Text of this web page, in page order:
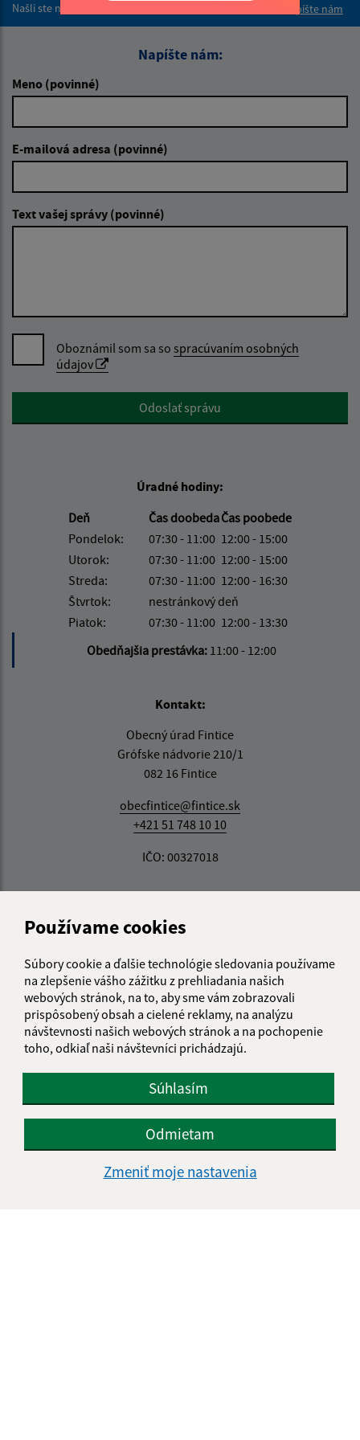
Používame cookies
Súbory cookie a ďalšie technológie sledovania používame
na zlepšenie vášho zážitku z prehliadania našich
webových stránok, na to, aby sme vám zobrazovali
prispôsobený obsah a cielené reklamy, na analýzu
návštevnosti našich webových stránok a na pochopenie
toho, odkiaľ naši návštevníci prichádzajú.
Súhlasím
Odmietam
Zmeniť moje nastavenia
Našli ste na stránke chybu?
Napíšte nám
Napíšte nám:
Meno (povinné)
E-mailová adresa (povinné)
Text vašej správy (povinné)
Oboznámil som sa so spracúvaním osobných
údajov
Google reCaptcha ResponseOdoslať správu
Úradné hodiny:
Deň
Čas doobedaČas poobede
Pondelok:
07:30 - 11:00 12:00 - 15:00
Utorok:
07:30 - 11:00 12:00 - 15:00
Streda:
07:30 - 11:00 12:00 - 16:30
Štvrtok:
nestránkový deň
Piatok:
07:30 - 11:00 12:00 - 13:30
Obedňajšia prestávka: 11:00 - 12:00
Kontakt:
Obecný úrad Fintice
Grófske nádvorie 210/1
082 16 Fintice
obecfintice@fintice.sk
+421 51 748 10 10
IČO: 00327018